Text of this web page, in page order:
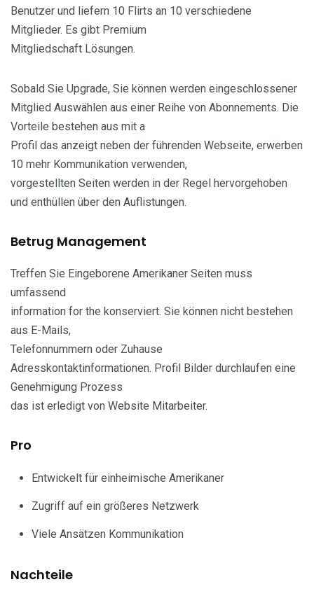
Benutzer und liefern 10 Flirts an 10 verschiedene
Mitglieder. Es gibt Premium
Mitgliedschaft Lösungen.
Sobald Sie Upgrade, Sie können werden eingeschlossener
Mitglied Auswählen aus einer Reihe von Abonnements. Die
Vorteile bestehen aus mit a
Profil das anzeigt neben der führenden Webseite, erwerben
10 mehr Kommunikation verwenden,
vorgestellten Seiten werden in der Regel hervorgehoben
und enthüllen über den Auflistungen.
Betrug Management
Treffen Sie Eingeborene Amerikaner Seiten muss
umfassend
information for the konserviert. Sie können nicht bestehen
aus E-Mails,
Telefonnummern oder Zuhause
Adresskontaktinformationen. Profil Bilder durchlaufen eine
Genehmigung Prozess
das ist erledigt von Website Mitarbeiter.
Pro
Entwickelt für einheimische Amerikaner
Zugriff auf ein größeres Netzwerk
Viele Ansätzen Kommunikation
Nachteile